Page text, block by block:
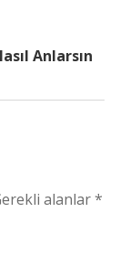
Anlarsın
alanlar*